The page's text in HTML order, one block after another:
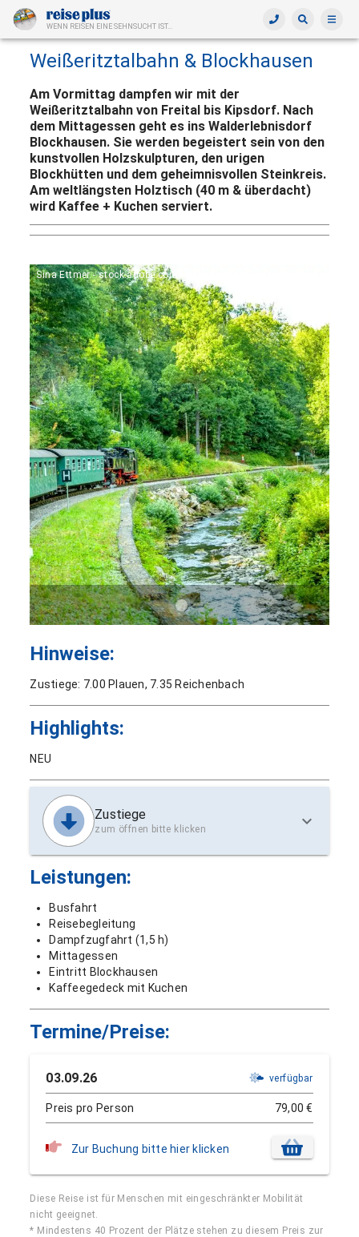
WENN REISEN EINE SEHNSUCHT IST...
Weißeritztalbahn & Blockhausen
Am Vormittag dampfen wir mit der
Weißeritztalbahn von Freital bis Kipsdorf. Nach
dem Mittagessen geht es ins Walderlebnisdorf
Blockhausen. Sie werden begeistert sein von den
kunstvollen Holzskulpturen, den urigen
Blockhütten und dem geheimnisvollen Steinkreis.
Am weltlängsten Holztisch (40 m & überdacht)
wird Kaffee + Kuchen serviert.
Sina Ettmer - stock.adobe.com
Hinweise:
Zustiege: 7.00 Plauen, 7.35 Reichenbach
Highlights:
NEU
Zustiege
zum öffnen bitte klicken
Leistungen:
Busfahrt
Reisebegleitung
Dampfzugfahrt (1,5 h)
Mittagessen
Eintritt Blockhausen
Kaffeegedeck mit Kuchen
Termine/Preise:
03.09.26 verfügbar
Preis pro Person 79,00 €
Zur Buchung bitte hier klicken
Diese Reise ist für Menschen mit eingeschränkter Mobilität
nicht geeignet.
* Mindestens 40 Prozent der Plätze stehen zu diesem Preis zur